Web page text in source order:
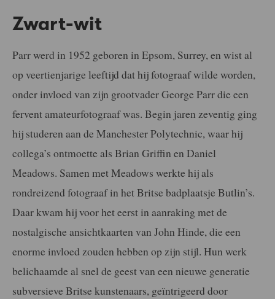
Zwart-wit
Parr werd in 1952 geboren in Epsom, Surrey, en wist al
op veertienjarige leeftijd dat hij fotograaf wilde worden,
onder invloed van zijn grootvader George Parr die een
fervent amateurfotograaf was. Begin jaren zeventig ging
hij studeren aan de Manchester Polytechnic, waar hij
collega’s ontmoette als Brian Griffin en Daniel
Meadows. Samen met Meadows werkte hij als
rondreizend fotograaf in het Britse badplaatsje Butlin’s.
Daar kwam hij voor het eerst in aanraking met de
nostalgische ansichtkaarten van John Hinde, die een
enorme invloed zouden hebben op zijn stijl. Hun werk
belichaamde al snel de geest van een nieuwe generatie
subversieve Britse kunstenaars, geïntrigeerd door